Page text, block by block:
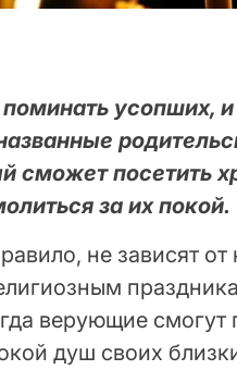
усопших,
сможет посетить
за их покой.
не зависят от
верующие
душ своих